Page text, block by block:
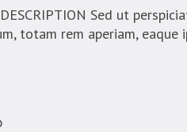
DESCRIPTION Sed ut
totam rem aperiam,